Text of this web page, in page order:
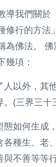
導我們關於
修行的方法
為佛法。
幾項：
人以外，其
。(三界三十
態如何生成
種生、老
不善等等